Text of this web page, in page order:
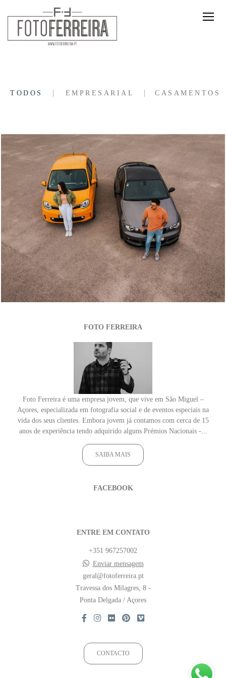
TODOS EMPRESARIAL CASAMENTOS
2241 0
FOTO FERREIRA
Foto Ferreira é uma empresa jovem, que vive em São Miguel –
Açores, especializada em fotografia social e de eventos especiais na
vida dos seus clientes. Embora jovem já contamos com cerca de 15
anos de experiência tendo adquirido alguns Prémios Nacionais -...
SAIBA MAIS
FACEBOOK
ENTRE EM CONTATO
+351 967257002
Enviar mensagem
geral@fotoferreira.pt
Travessa dos Milagres, 8 -
Ponta Delgada / Açores
CONTACTO